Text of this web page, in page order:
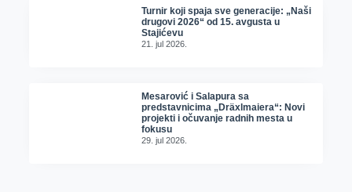
Turnir koji spaja sve generacije: „Naši
drugovi 2026“ od 15. avgusta u
Stajićevu
21. jul 2026.
Mesarović i Salapura sa
predstavnicima „Dräxlmaiera“: Novi
projekti i očuvanje radnih mesta u
fokusu
29. jul 2026.